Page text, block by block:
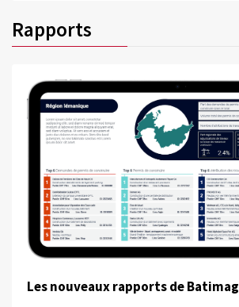
Rapports
Les nouveaux rapports de Batimag